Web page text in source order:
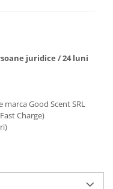
juridice / 24 luni
marca Good Scent SRL
Charge)